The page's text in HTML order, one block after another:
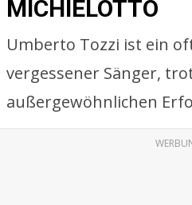
MICHIELOTTO
Umberto Tozzi ist ein
vergessener Sänger,
außergewöhnlichen